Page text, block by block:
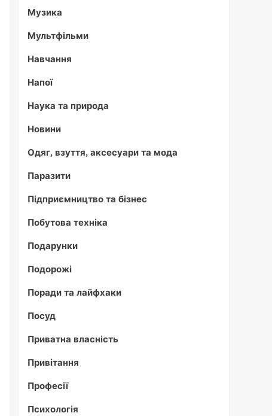
Музика
Мультфільми
Навчання
Напої
Наука та природа
Новини
Одяг, взуття, аксесуари та мода
Паразити
Підприємництво та бізнес
Побутова техніка
Подарунки
Подорожі
Поради та лайфхаки
Посуд
Приватна власність
Привітання
Професії
Психологія